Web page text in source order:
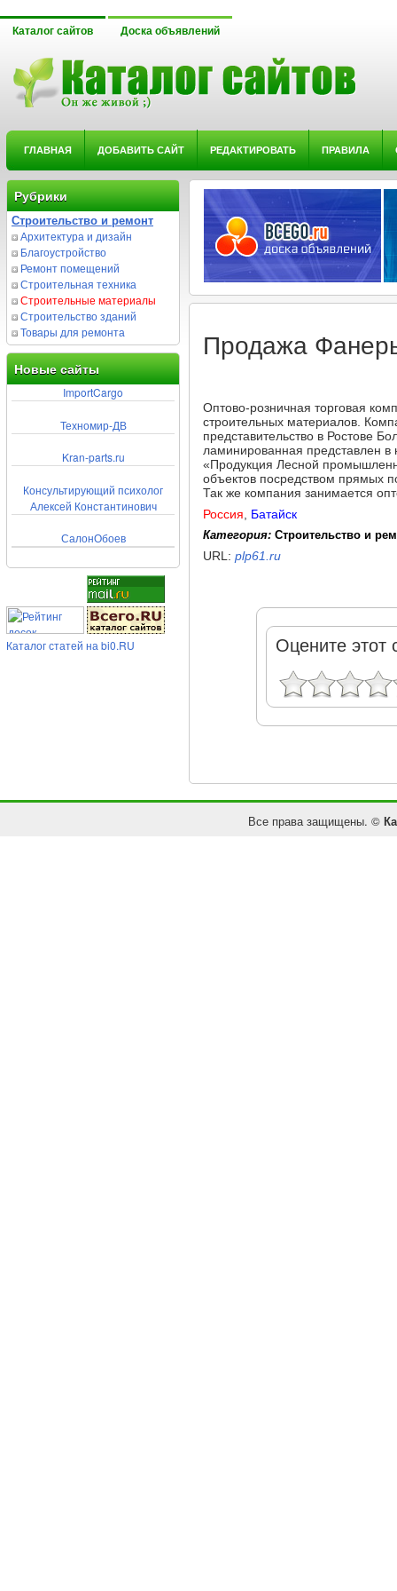
Каталог сайтов Доска объявлений
ГЛАВНАЯ ДОБАВИТЬ САЙТ РЕДАКТИРОВАТЬ ПРАВИЛА
Рубрики
Строительство и ремонт
Архитектура и дизайн
Благоустройство
Ремонт помещений
Строительная техника
Строительные материалы
Строительство зданий
Товары для ремонта
Новые сайты
ImportCargo
Техномир-ДВ
Kran-parts.ru
Консультирующий психолог
Алексей Константинович
СалонОбоев
Каталог статей на bi0.RU
Продажа
Оптово-розничная торговая
строительных материалов.
представительство в Ростове
ламинированная представлен
«Продукция Лесной
объектов посредством прямых
Так же компания занимается
Россия
Батайск
Категория: Строительство и
URL: plp61.ru
Оцените этот
Все права защищены. ©